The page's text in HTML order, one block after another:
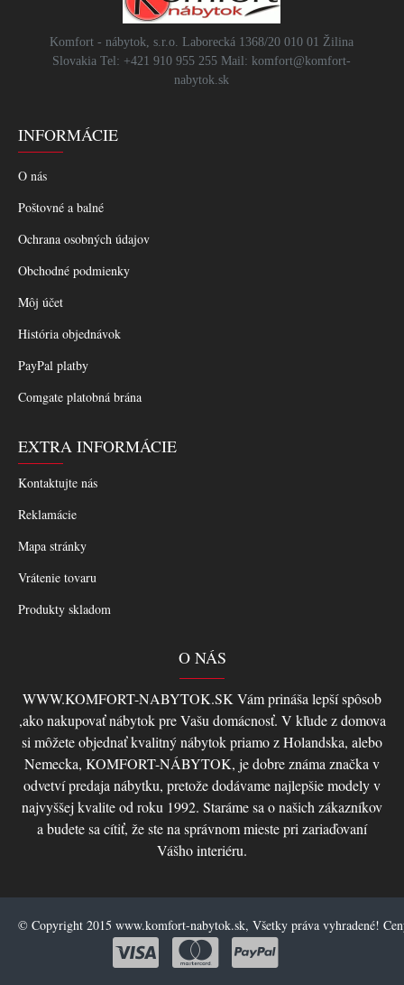
Komfort - nábytok, s.r.o. Laborecká 1368/20 010 01 Žilina
Slovakia Tel: +421 910 955 255 Mail: komfort@komfort-
nabytok.sk
INFORMÁCIE
O nás
Poštovné a balné
Ochrana osobných údajov
Obchodné podmienky
Môj účet
História objednávok
PayPal platby
Comgate platobná brána
EXTRA INFORMÁCIE
Kontaktujte nás
Reklamácie
Mapa stránky
Vrátenie tovaru
Produkty skladom
O NÁS
WWW.KOMFORT-NABYTOK.SK Vám prináša lepší spôsob
,ako nakupovať nábytok pre Vašu domácnosť. V kľude z domova
si môžete objednať kvalitný nábytok priamo z Holandska, alebo
Nemecka, KOMFORT-NÁBYTOK, je dobre známa značka v
odvetví predaja nábytku, pretože dodávame najlepšie modely v
najvyššej kvalite od roku 1992. Staráme sa o našich zákazníkov
a budete sa cítiť, že ste na správnom mieste pri zariaďovaní
Vášho interiéru.
© Copyright 2015 www.komfort-nabytok.sk, Všetky práva vyhradené!